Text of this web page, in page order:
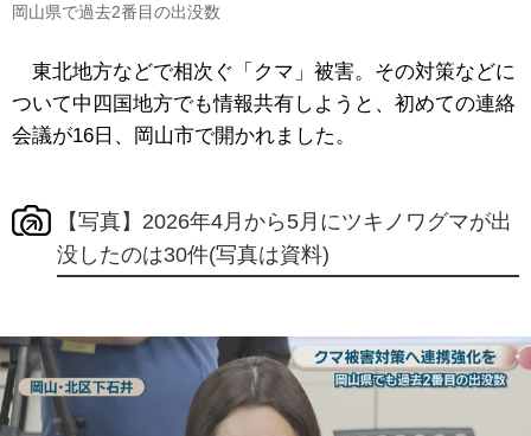
岡山県で過去2番目の出没数
東北地方などで相次ぐ「クマ」被害。その対策などに
ついて中四国地方でも情報共有しようと、初めての連絡
会議が16日、岡山市で開かれました。
【写真】2026年4月から5月にツキノワグマが出
没したのは30件(写真は資料)